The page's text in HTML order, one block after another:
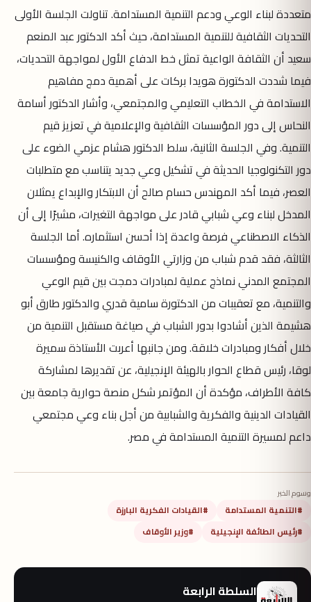
متعددة لبناء الوعي ودعم التنمية المستدامة. تناولت الجلسة الأولى
التحديات الثقافية للتنمية المستدامة، حيث أكد الدكتور عبد المنعم
سعيد أن الثقافة الواعية تمثل خط الدفاع الأول لمواجهة التحديات،
فيما شددت الدكتورة هويدا بركات على أهمية دمج مفاهيم
الاستدامة في الخطاب التعليمي والمجتمعي، وأشار الدكتور أسامة
النحاس إلى دور المؤسسات الثقافية والإعلامية في تعزيز قيم
التنمية. وفي الجلسة الثانية، سلط الدكتور هشام عزمي الضوء على
دور التكنولوجيا الحديثة في تشكيل وعي جديد يتناسب مع متطلبات
العصر، فيما أكد المهندس حسام صالح أن الابتكار والإبداع يمثلان
المدخل لبناء وعي شبابي قادر على مواجهة التغيرات، مشيرًا إلى أن
الذكاء الاصطناعي فرصة واعدة إذا أحسن استثماره. أما الجلسة
الثالثة، فقد قدم شباب من وزارتي الأوقاف والكنيسة ومؤسسات
المجتمع المدني نماذج عملية لمبادرات دمجت بين قيم الوعي
والتنمية، مع تعقيبات من الدكتورة سامية قدري والدكتور طارق أبو
هشيمة الذين أشادوا بدور الشباب في صياغة مستقبل التنمية من
خلال أفكار ومبادرات خلاقة. ومن جانبها أعربت الأستاذة سميرة
لوقا، رئيس قطاع الحوار بالهيئة الإنجيلية، عن تقديرها لمشاركة
كافة الأطراف، مؤكدة أن المؤتمر شكل منصة حوارية جامعة بين
القيادات الدينية والفكرية والشبابية من أجل بناء وعي مجتمعي
داعم لمسيرة التنمية المستدامة في مصر.
وسوم الخبر
#التنمية المستدامة
#القيادات الفكرية البارزة
#رئيس الطائفة الإنجيلية
#وزير الأوقاف
السلطة الرابعة